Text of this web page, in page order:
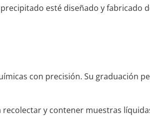
esté diseñado y fabricado
con precisión. Su graduación
y contener muestras